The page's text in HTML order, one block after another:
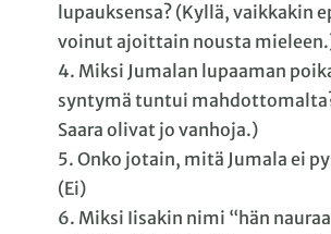
lupauksensa? (Kyllä, vaikkakin
voinut ajoittain nousta
4. Miksi Jumalan lupaaman
syntymä tuntui
Saara olivat jo vanhoja.)
5. Onko jotain, mitä Jumala ei
(Ei)
6. Miksi Iisakin nimi “hän